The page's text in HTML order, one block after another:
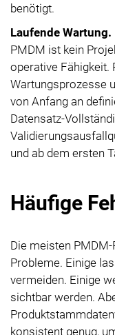
benötigt.
Laufende Wartung.
PMDM ist kein
operative Fähigkeit.
Wartungsprozesse
von Anfang an
Datensatz-
und ab dem ersten
Häufige
Die meisten
Probleme. Einige
vermeiden. Einige
sichtbar werden.
konsistent genug,